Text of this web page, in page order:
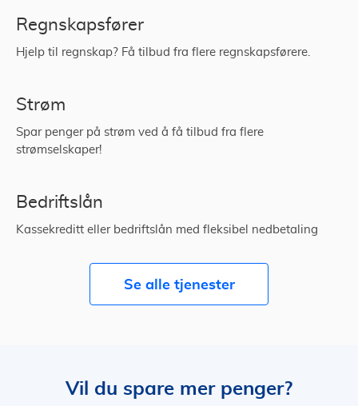
Regnskapsfører
Hjelp til regnskap? Få tilbud fra flere regnskapsførere.
Strøm
Spar penger på strøm ved å få tilbud fra flere
strømselskaper!
Bedriftslån
Kassekreditt eller bedriftslån med fleksibel nedbetaling
Se alle tjenester
Vil du spare mer penger?